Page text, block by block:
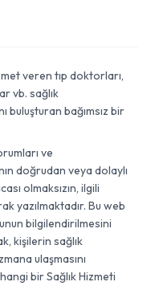
veren tıp doktorları,
vb. sağlık
buluşturan bağımsız bir
ve
doğrudan veya dolaylı
olmaksızın, ilgili
yazılmaktadır. Bu web
bilgilendirilmesini
kişilerin sağlık
ulaşmasını
bir Sağlık Hizmeti